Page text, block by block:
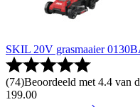
SKIL 20V grasmaaier
(74)Beoordeeld met 4.4 van
199.00